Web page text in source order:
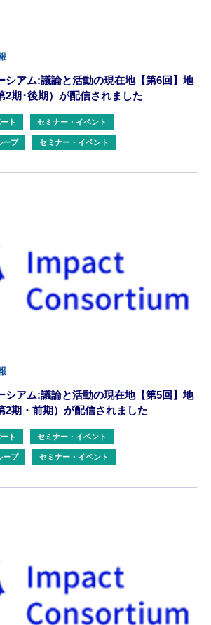
シアム:議論と活動の現在地【第6回】地
2期･後期）が配信されました
ト セミナー・イベント
ープ セミナー・イベント
シアム:議論と活動の現在地【第5回】地
2期・前期）が配信されました
ト セミナー・イベント
ープ セミナー・イベント